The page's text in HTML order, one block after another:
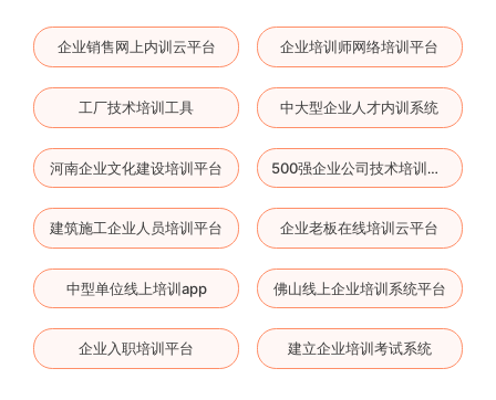
企业销售网上内训云平台 企业培训师网络培训平台
工厂技术培训工具 中大型企业人才内训系统
河南企业文化建设培训平台 500强企业公司技术培训云平台
建筑施工企业人员培训平台 企业老板在线培训云平台
中型单位线上培训app 佛山线上企业培训系统平台
企业入职培训平台 建立企业培训考试系统